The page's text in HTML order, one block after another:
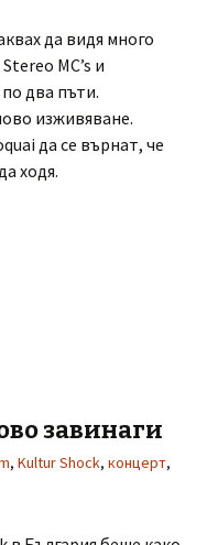
да видя много
MC’s и
два пъти.
изживяване.
да се върнат, че
ходя.
завинаги
, Kultur Shock, концерт,